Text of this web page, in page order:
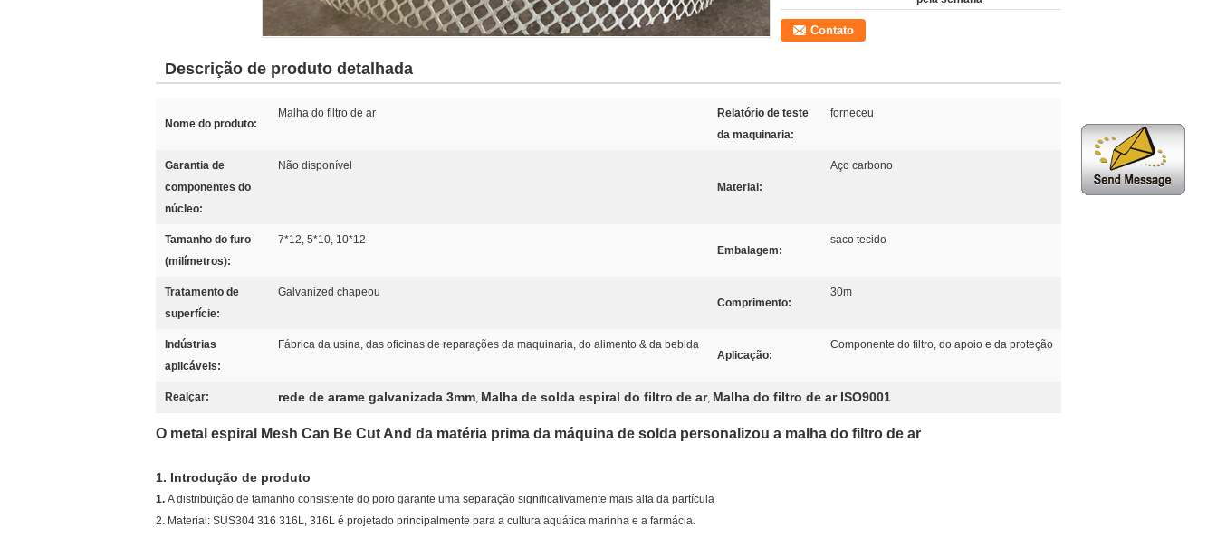
Contato
Descrição de produto detalhada
Nome do produto:
Malha do filtro de ar
Relatório de teste
da maquinaria:
forneceu
Garantia de
componentes do
núcleo:
Não disponível
Material:
Aço carbono
Tamanho do furo
(milímetros):
7*12, 5*10, 10*12
Embalagem:
saco tecido
Tratamento de
superfície:
Galvanized chapeou
Comprimento:
30m
Indústrias
aplicáveis:
Fábrica da usina, das oficinas de reparações da maquinaria, do alimento & da bebida
Aplicação:
Componente do filtro, do apoio e da proteção
Realçar: rede de arame galvanizada 3mm, Malha de solda espiral do filtro de ar, Malha do filtro de ar ISO9001
O metal espiral Mesh Can Be Cut And da matéria prima da máquina de solda personalizou a malha do filtro de ar
1. Introdução de produto
1. A distribuição de tamanho consistente do poro garante uma separação significativamente mais alta da partícula
2. Material: SUS304 316 316L, 316L é projetado principalmente para a cultura aquática marinha e a farmácia.